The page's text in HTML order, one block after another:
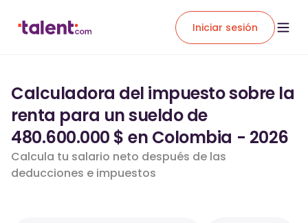
Iniciar sesión
Calculadora del impuesto sobre la
renta para un sueldo de
480.600.000 $ en Colombia - 2026
Calcula tu salario neto después de las
deducciones e impuestos